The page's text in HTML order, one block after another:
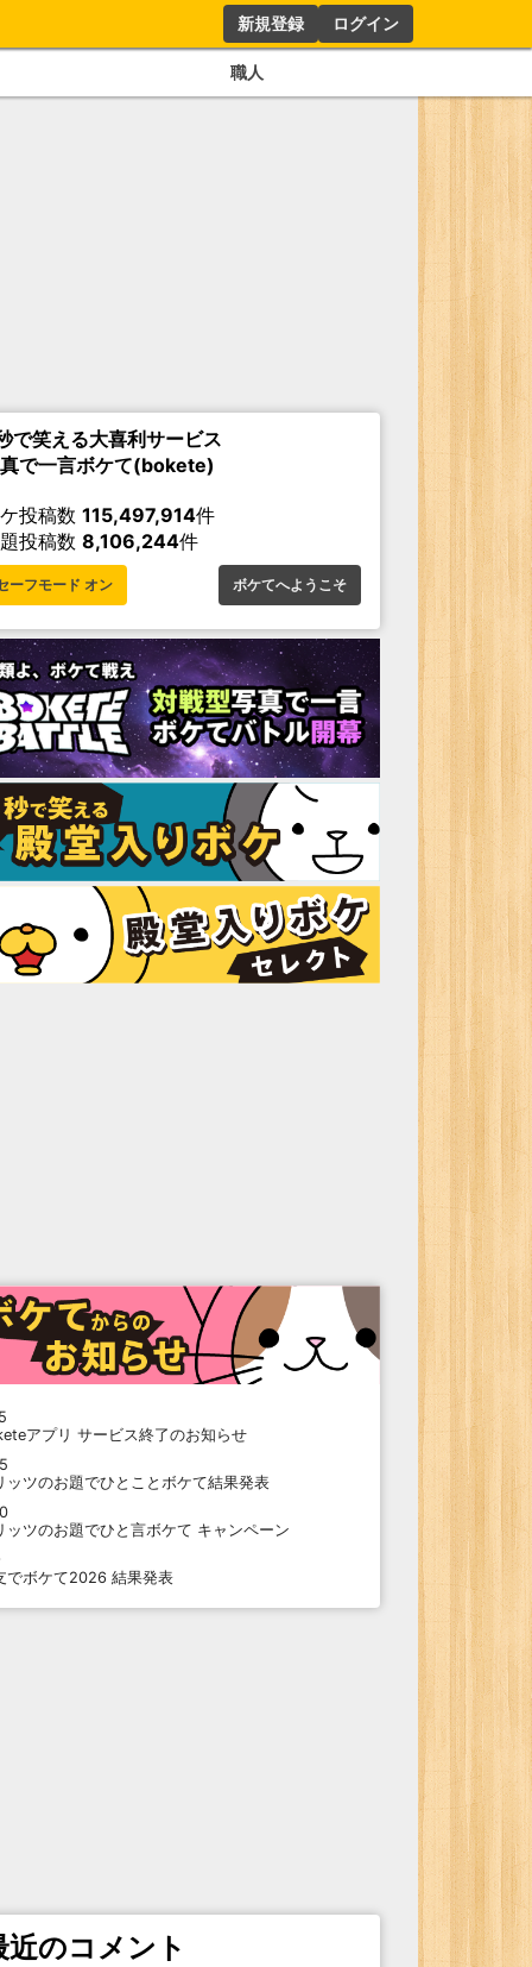
新規登録 ログイン
職人
で笑える大喜利サービス
で一言ボケて(bokete)
投稿数 115,497,914件
投稿数 8,106,244件
ーフモード オン ボケてへようこそ
アプリ サービス終了のお知らせ
ッツのお題でひとことボケて結果発表
ッツのお題でひと言ボケて キャンペーン
でボケて2026 結果発表
近のコメント